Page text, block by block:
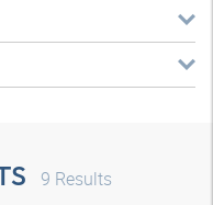
9 Results